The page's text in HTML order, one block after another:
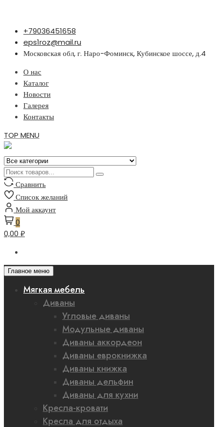
Перейти
содержимому
+79036451658
eps1roz@mail.ru
Московская обл, г. Наро-Фоминск, Кубинское шоссе, д.4
О нас
Каталог
Новости
Галерея
Контакты
TOP MENU
Сравнить
Список желаний
Мой аккаунт
0
0,00 ₽
Главное меню
Мягкая мебель
Диваны
Угловые диваны
Модульные диваны
Диваны аккордеон
Диваны еврокнижка
Диваны книжка
Диваны дельфин
Диваны для кухни
Кресла-кровати
Кресла для отдыха